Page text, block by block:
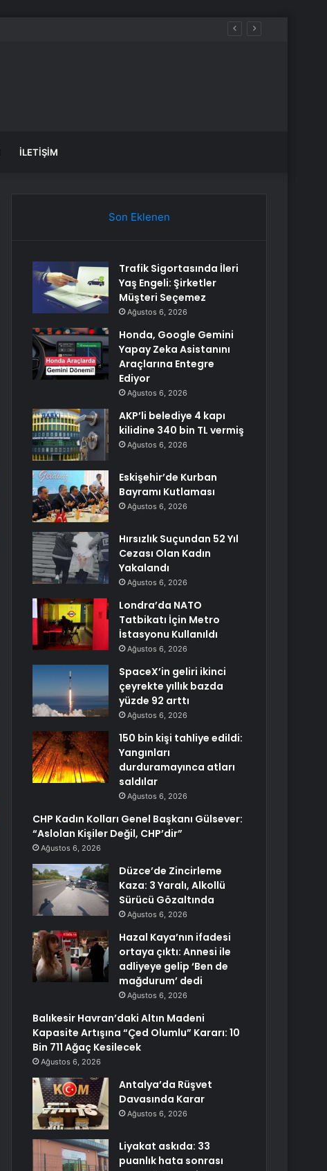
İLETIŞIM
Son Eklenen
Trafik Sigortasında İleri
Yaş Engeli: Şirketler
Müşteri Seçemez
Ağustos 6, 2026
Honda, Google Gemini
Yapay Zeka Asistanını
Araçlarına Entegre
Ediyor
Ağustos 6, 2026
AKP’li belediye 4 kapı
kilidine 340 bin TL vermiş
Ağustos 6, 2026
Eskişehir’de Kurban
Bayramı Kutlaması
Ağustos 6, 2026
Hırsızlık Suçundan 52 Yıl
Cezası Olan Kadın
Yakalandı
Ağustos 6, 2026
Londra’da NATO
Tatbikatı İçin Metro
İstasyonu Kullanıldı
Ağustos 6, 2026
SpaceX’in geliri ikinci
çeyrekte yıllık bazda
yüzde 92 arttı
Ağustos 6, 2026
150 bin kişi tahliye edildi:
Yangınları
durduramayınca atları
saldılar
Ağustos 6, 2026
CHP Kadın Kolları Genel Başkanı Gülsever:
“Aslolan Kişiler Değil, CHP’dir”
Ağustos 6, 2026
Düzce’de Zincirleme
Kaza: 3 Yaralı, Alkollü
Sürücü Gözaltında
Ağustos 6, 2026
Hazal Kaya’nın ifadesi
ortaya çıktı: Annesi ile
adliyeye gelip ‘Ben de
mağdurum’ dedi
Ağustos 6, 2026
Balıkesir Havran’daki Altın Madeni
Kapasite Artışına “Çed Olumlu” Kararı: 10
Bin 711 Ağaç Kesilecek
Ağustos 6, 2026
Antalya’da Rüşvet
Davasında Karar
Ağustos 6, 2026
Liyakat askıda: 33
puanlık hata sonrası